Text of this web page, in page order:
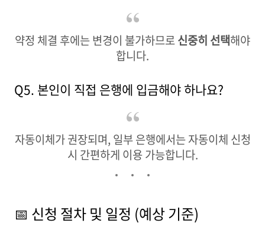
약정 체결 후에는 변경이 불가하므로신중히 선택해야
합니다.
Q5. 본인이 직접 은행에 입금해야 하나요?
자동이체가 권장되며, 일부 은행에서는 자동이체 신청
시 간편하게 이용 가능합니다.
📅 신청 절차 및 일정 (예상 기준)